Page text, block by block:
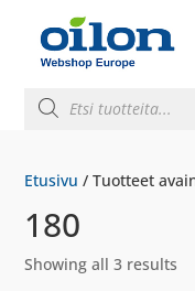
search
Etusivu / Tuotteet
180
Showing all 3 results